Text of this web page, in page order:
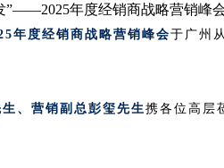
”——2025年度经销商战略营销峰
年度经销商战略营销峰会于广州
、营销副总彭玺先生 携各位高层